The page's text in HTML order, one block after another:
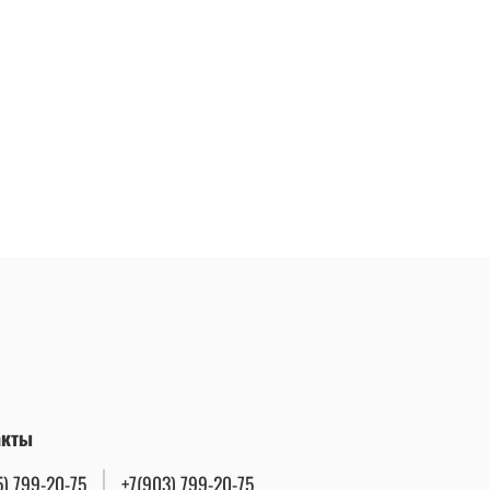
799-20-75
+7(903) 799-20-75